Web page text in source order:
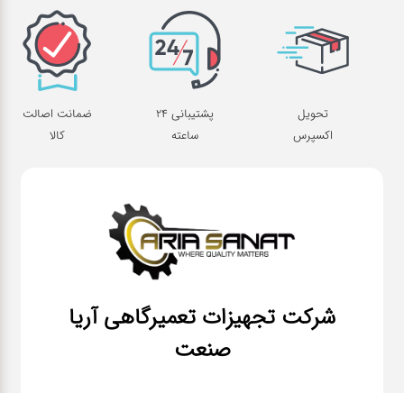
تحویل
اکسپرس
پشتیبانی 24
ساعته
ضمانت اصالت
کالا
شرکت تجهیزات تعمیرگاهی آریا
صنعت